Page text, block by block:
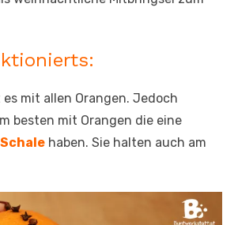
es mit allen Orangen. Jedoch
besten mit Orangen die eine
haben. Sie halten auch am